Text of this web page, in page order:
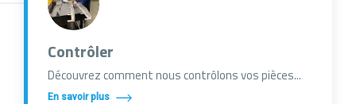
Contrôler
Découvrez comment nous contrôlons vos pièces...
En savoir plus